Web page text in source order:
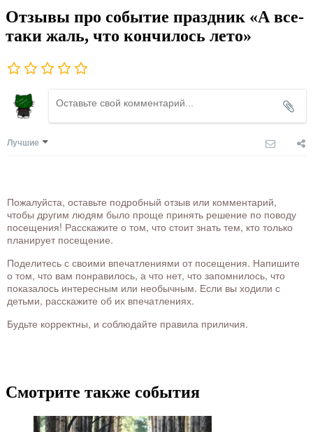
Отзывы про событие праздник «А все-
таки жаль, что кончилось лето»
Лучшие
Пожалуйста, оставьте подробный отзыв или комментарий,
чтобы другим людям было проще принять решение по поводу
посещения! Расскажите о том, что стоит знать тем, кто только
планирует посещение.
Поделитесь с своими впечатлениями от посещения. Напишите
о том, что вам понравилось, а что нет, что запомнилось, что
показалось интересным или необычным. Если вы ходили с
детьми, расскажите об их впечатлениях.
Будьте корректны, и соблюдайте правила приличия.
Смотрите также события